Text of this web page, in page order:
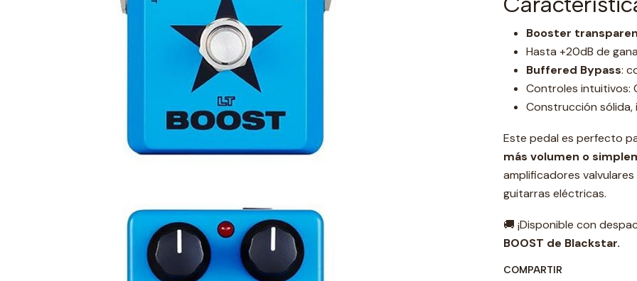
Booster
Hasta +20dB de
Buffered Bypass:
Controles intuitivos:
Construcción sólida,
Este pedal es perfecto
más volumen o
amplificadores
guitarras eléctricas.
🚚 ¡Disponible con
BOOST de Blackstar.
COMPARTIR